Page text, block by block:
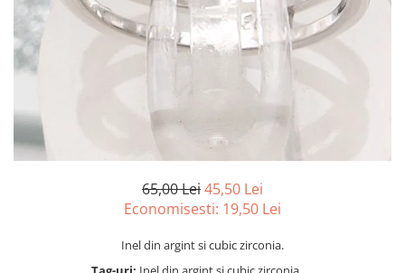
marimea 50
marimea 51
marimea 52
marimea 55
marimea 56
65,00 Lei45,50 Lei
Economisesti: 19,50 Lei
Inel din argint si cubic zirconia.